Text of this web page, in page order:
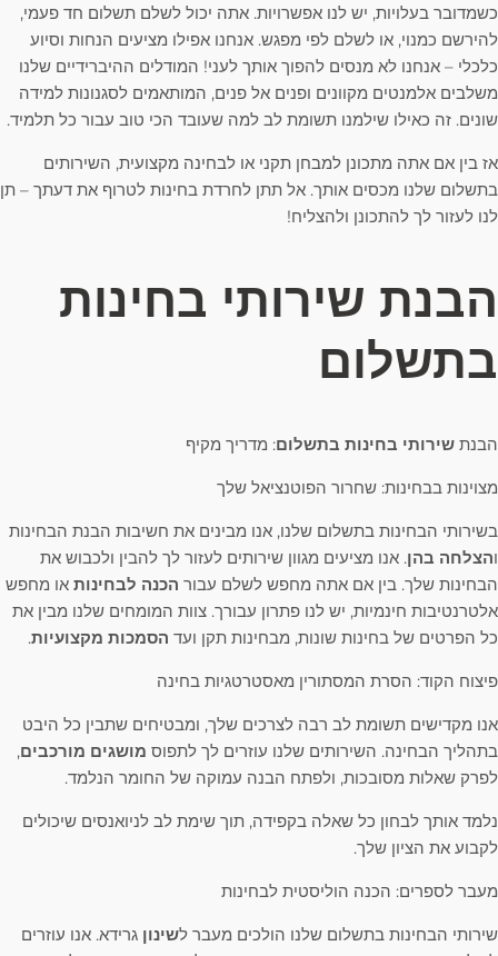
כשמדובר בעלויות, יש לנו אפשרויות. אתה יכול לשלם תשלום חד פעמי,
להירשם כמנוי, או לשלם לפי מפגש. אנחנו אפילו מציעים הנחות וסיוע
כלכלי – אנחנו לא מנסים להפוך אותך לעני! המודלים ההיברידיים שלנו
משלבים אלמנטים מקוונים ופנים אל פנים, המותאמים לסגנונות למידה
שונים. זה כאילו שילמנו תשומת לב למה שעובד הכי טוב עבור כל תלמיד.
אז בין אם אתה מתכונן למבחן תקני או לבחינה מקצועית, השירותים
בתשלום שלנו מכסים אותך. אל תתן לחרדת בחינות לטרוף את דעתך – תן
לנו לעזור לך להתכונן ולהצליח!
הבנת שירותי בחינות
בתשלום
הבנת שירותי בחינות בתשלום: מדריך מקיף
מצוינות בבחינות: שחרור הפוטנציאל שלך
בשירותי הבחינות בתשלום שלנו, אנו מבינים את חשיבות הבנת הבחינות
והצלחה בהן. אנו מציעים מגוון שירותים לעזור לך להבין ולכבוש את
הבחינות שלך. בין אם אתה מחפש לשלם עבור הכנה לבחינות או מחפש
אלטרנטיבות חינמיות, יש לנו פתרון עבורך. צוות המומחים שלנו מבין את
כל הפרטים של בחינות שונות, מבחינות תקן ועד הסמכות מקצועיות.
פיצוח הקוד: הסרת המסתורין מאסטרטגיות בחינה
אנו מקדישים תשומת לב רבה לצרכים שלך, ומבטיחים שתבין כל היבט
בתהליך הבחינה. השירותים שלנו עוזרים לך לתפוס מושגים מורכבים,
לפרק שאלות מסובכות, ולפתח הבנה עמוקה של החומר הנלמד.
נלמד אותך לבחון כל שאלה בקפידה, תוך שימת לב לניואנסים שיכולים
לקבוע את הציון שלך.
מעבר לספרים: הכנה הוליסטית לבחינות
שירותי הבחינות בתשלום שלנו הולכים מעבר לשינון גרידא. אנו עוזרים